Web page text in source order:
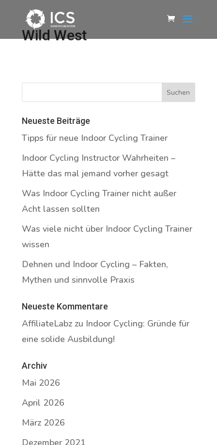
Wild West
Neueste Beiträge
Tipps für neue Indoor Cycling Trainer
Indoor Cycling Instructor Wahrheiten –
Hätte das mal jemand vorher gesagt
Was Indoor Cycling Trainer nicht außer
Acht lassen sollten
Was viele nicht über Indoor Cycling Trainer
wissen
Dehnen und Indoor Cycling – Fakten,
Mythen und sinnvolle Praxis
Neueste Kommentare
AffiliateLabzzu Indoor Cycling: Gründe für
eine solide Ausbildung!
Archiv
Mai 2026
April 2026
März 2026
Dezember 2021